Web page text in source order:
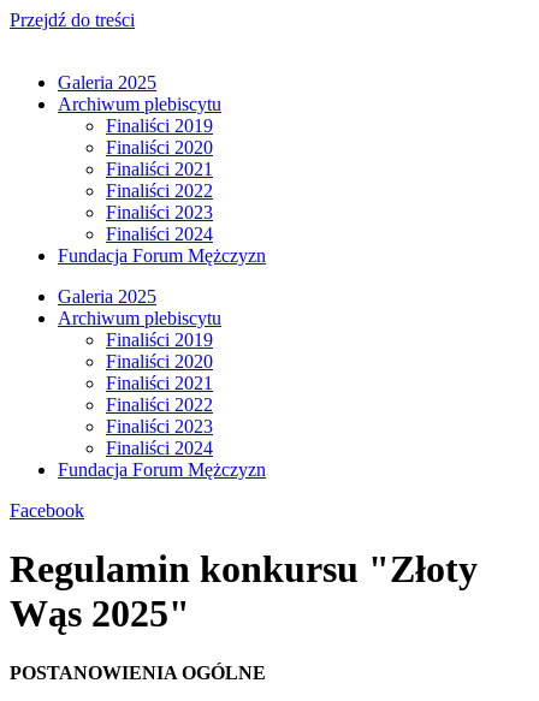
Przejdź do treści
Galeria 2025
Archiwum plebiscytu
Finaliści 2019
Finaliści 2020
Finaliści 2021
Finaliści 2022
Finaliści 2023
Finaliści 2024
Fundacja Forum Mężczyzn
Galeria 2025
Archiwum plebiscytu
Finaliści 2019
Finaliści 2020
Finaliści 2021
Finaliści 2022
Finaliści 2023
Finaliści 2024
Fundacja Forum Mężczyzn
Facebook
Regulamin konkursu "Złoty
Wąs 2025"
POSTANOWIENIA OGÓLNE